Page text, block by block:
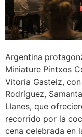
Argentina
Miniature Pintxos
Vitoria Gasteiz,
Rodríguez,
Llanes, que
recorrido por la
cena celebrada en